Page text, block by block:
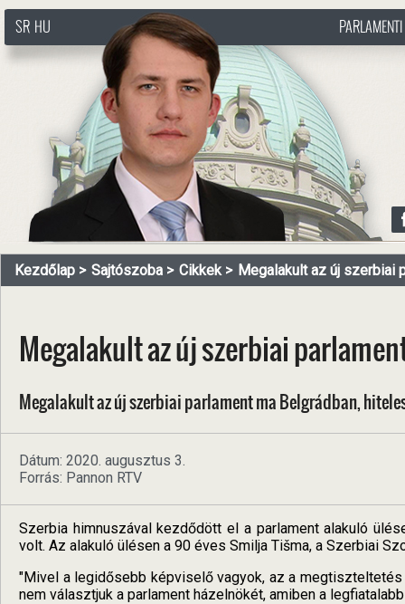
http://www.pasztorbalint.rs/hu
SR HU
Kezdőlap Sajtószoba Cikkek Megalakult az új szerbiai
Megalakult az új szerbiai
Megalakult az új szerbiai parlament ma Belgrádban,
Dátum: 2020. augusztus 3.
Forrás: Pannon RTV
Szerbia himnuszával kezdődött el a parlament alakuló
volt. Az alakuló ülésen a 90 éves Smilja Tišma, a Szerbiai
"Mivel a legidősebb képviselő vagyok, az a
nem választjuk a parlament házelnökét, amiben a